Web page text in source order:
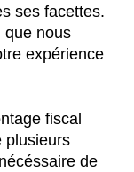
ses facettes.
que nous
expérience
fiscal
plusieurs
de